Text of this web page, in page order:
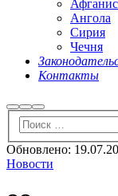
Ангола
Сирия
Чечня
Контакты
НайтиБольше
информации
Главное
меню
Обновлено:
Новости